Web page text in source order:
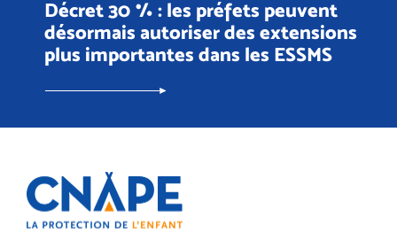
Décret 30 % : les préfets peuvent
désormais autoriser des extensions
plus importantes dans les ESSMS